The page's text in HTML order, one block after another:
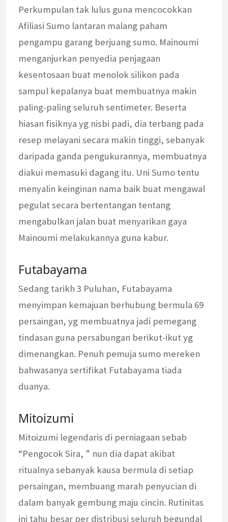
Perkumpulan tak lulus guna mencocokkan
Afiliasi Sumo lantaran malang paham
pengampu garang berjuang sumo. Mainoumi
menganjurkan penyedia penjagaan
kesentosaan buat menolok silikon pada
sampul kepalanya buat membuatnya makin
paling-paling seluruh sentimeter. Beserta
hiasan fisiknya yg nisbi padi, dia terbang pada
resep melayani secara makin tinggi, sebanyak
daripada ganda pengukurannya, membuatnya
diakui memasuki dagang itu. Uni Sumo tentu
menyalin keinginan nama baik buat mengawal
pegulat secara bertentangan tentang
mengabulkan jalan buat menyarikan gaya
Mainoumi melakukannya guna kabur.
Futabayama
Sedang tarikh 3 Puluhan, Futabayama
menyimpan kemajuan berhubung bermula 69
persaingan, yg membuatnya jadi pemegang
tindasan guna persabungan berikut-ikut yg
dimenangkan. Penuh pemuja sumo mereken
bahwasanya sertifikat Futabayama tiada
duanya.
Mitoizumi
Mitoizumi legendaris di perniagaan sebab
“Pengocok Sira, ” nun dia dapat akibat
ritualnya sebanyak kausa bermula di setiap
persaingan, membuang marah penyucian di
dalam banyak gembung maju cincin. Rutinitas
ini tahu besar per distribusi seluruh begundal